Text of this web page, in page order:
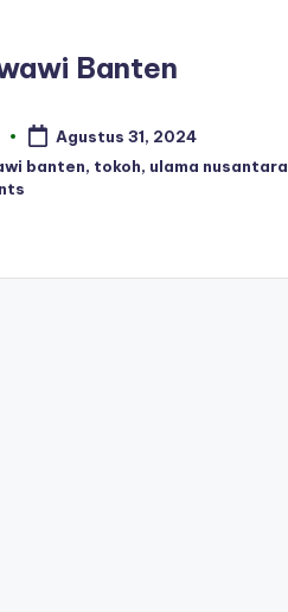
Banten
Agustus 31, 2024
banten, tokoh, ulama nusantara